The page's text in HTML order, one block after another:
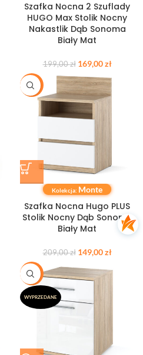
Szafka Nocna 2 Szuflady
HUGO Max Stolik Nocny
Nakastlik Dąb Sonoma
Biały Mat
199,00zł 169,00zł
-29%
Kolekcja: Monte
Szafka Nocna Hugo PLUS
Stolik Nocny Dąb Sonoma
Biały Mat
209,00zł 149,00zł
-19%
WYPRZEDANE